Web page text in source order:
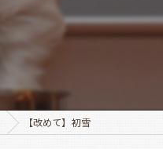
【改めて】初雪